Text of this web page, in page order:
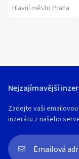
Hlavní město Praha
Nejzajímavější
Zadejte vaši
inzerátu z našeho